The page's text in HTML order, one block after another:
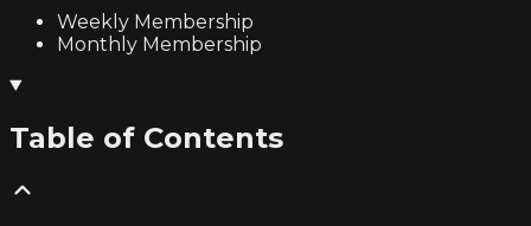
Weekly Membership
Monthly Membership
Table of Contents